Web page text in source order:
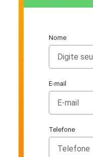
Nome
E-mail
Telefone